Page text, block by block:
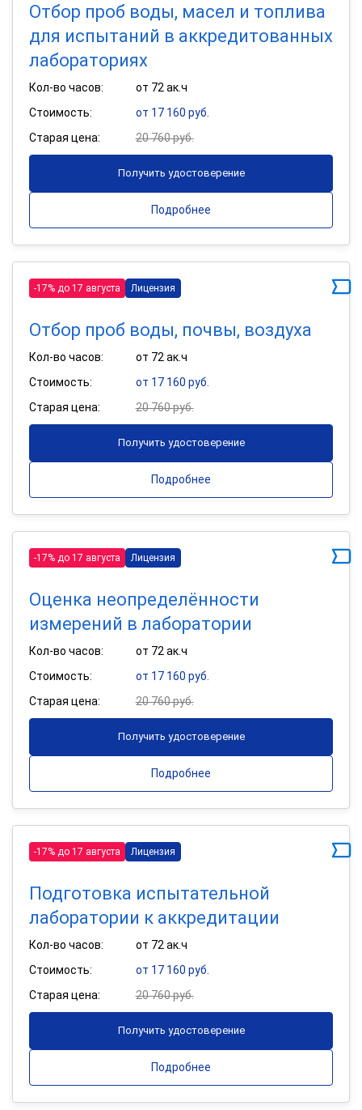
Отбор проб воды, масел и топлива
для испытаний в аккредитованных
лабораториях
Кол-во часов:
от 72 ак.ч
Стоимость:
от 17 160 руб.
Старая цена:
20 760 руб.
Получить удостоверение
Подробнее
-17% до 17 августа Лицензия
Отбор проб воды, почвы, воздуха
Кол-во часов:
от 72 ак.ч
Стоимость:
от 17 160 руб.
Старая цена:
20 760 руб.
Получить удостоверение
Подробнее
-17% до 17 августа Лицензия
Оценка неопределённости
измерений в лаборатории
Кол-во часов:
от 72 ак.ч
Стоимость:
от 17 160 руб.
Старая цена:
20 760 руб.
Получить удостоверение
Подробнее
-17% до 17 августа Лицензия
Подготовка испытательной
лаборатории к аккредитации
Кол-во часов:
от 72 ак.ч
Стоимость:
от 17 160 руб.
Старая цена:
20 760 руб.
Получить удостоверение
Подробнее